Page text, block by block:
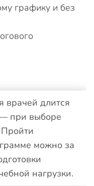
графику и без
врачей длится
при выборе
Пройти
можно за
нагрузки.